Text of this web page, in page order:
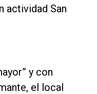
actividad San
y con
el local